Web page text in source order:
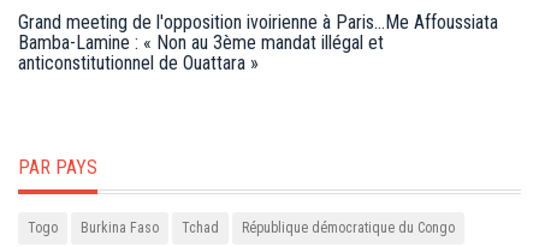
Grand meeting de l'opposition ivoirienne à Paris...Me Affoussiata
Bamba-Lamine : « Non au 3ème mandat illégal et
anticonstitutionnel de Ouattara »
PAR PAYS
Togo Burkina Faso Tchad République démocratique du Congo